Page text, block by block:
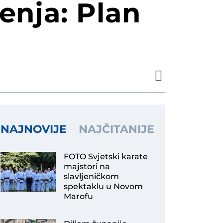
krovu!
i policajka
Plan
NAJNOVIJE NAJČITANIJE
FOTO Svjetski karate
majstori na
slavljeničkom
spektaklu u Novom
Marofu